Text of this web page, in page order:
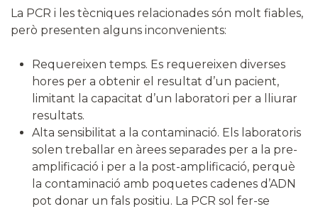
La PCR i les tècniques relacionades són molt fiables,
però presenten alguns inconvenients:
Requereixen temps. Es requereixen diverses
hores per a obtenir el resultat d’un pacient,
limitant la capacitat d’un laboratori per a lliurar
resultats.
Alta sensibilitat a la contaminació. Els laboratoris
solen treballar en àrees separades per a la pre-
amplificació i per a la post-amplificació, perquè
la contaminació amb poquetes cadenes d’ADN
pot donar un fals positiu. La PCR sol fer-se